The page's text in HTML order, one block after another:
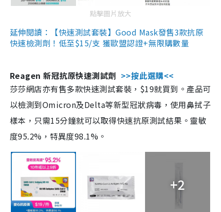
點擊圖片放大
延伸閱讀：【快速測試套裝】Good Mask發售3款抗原
快速檢測劑！低至$15/支 獲歐盟認證+無限購數量
Reagen 新冠抗原快速測試劑 >>按此選購<<
莎莎網店亦有售多款快速測試套裝，$19就買到。產品可
以檢測到Omicron及Delta等新型冠狀病毒，使用鼻拭子
樣本，只需15分鐘就可以取得快速抗原測試結果。靈敏
度95.2%，特異度98.1%。
+2